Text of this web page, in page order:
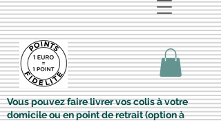
Vous pouvez faire livrer vos colis à votre
domicile ou en point de retrait (option à